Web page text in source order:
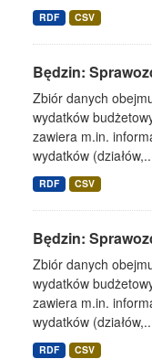
RDF CSV
Będzin:
Zbiór danych
wydatków
zawiera m.in.
wydatków
RDF CSV
Będzin:
Zbiór danych
wydatków
zawiera m.in.
wydatków
RDF CSV